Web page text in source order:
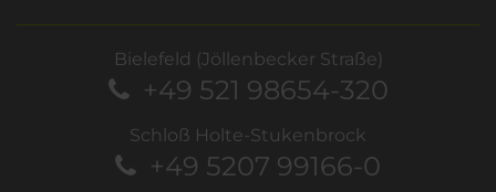
Bielefeld (Jöllenbecker Straße)
+49 521 98654-320
Schloß Holte-Stukenbrock
+49 5207 99166-0